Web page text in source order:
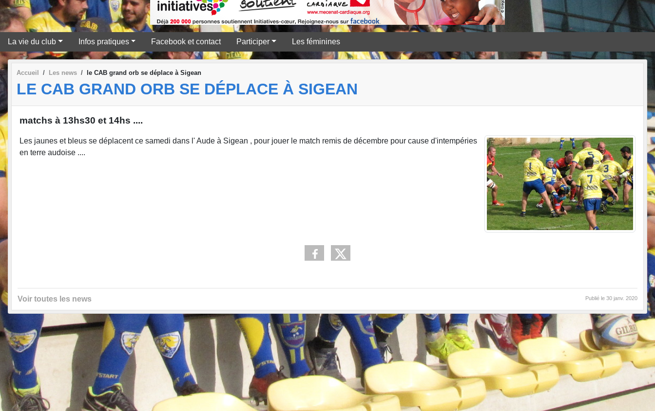
La vie du club Infos pratiques Facebook et contact Participer Les féminines
Accueil Les news le CAB grand orb se déplace à Sigean
LE CAB GRAND ORB SE DÉPLACE À SIGEAN
matchs à 13hs30 et 14hs ....
Les jaunes et bleus se déplacent ce samedi dans l' Aude à Sigean , pour jouer le match remis de décembre pour cause d'intempéries
en terre audoise ....
Voir toutes les news Publié le 30 janv. 2020